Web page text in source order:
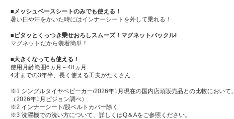
■メッシュベースシートのみでも使える！
暑い日や汗をかいた時にはインナーシートを外して乗れる！
■ピタッとくっつき乗せおろしスムーズ！マグネットバックル!
マグネットだから装着簡単！
■大きくなっても使える！
使用月齢範囲6ヵ月～48ヵ月
4才までの3年半、長く使える工夫がたくさん
※1 シングルタイヤベビーカー/2026年1月現在の国内店頭販売品との比較において。
（2026年1月ピジョン調べ）
※2 インナーシート/股ベルトカバー除く
※3 洗濯機での洗い方について、詳しくはQ＆Aをご参照ください。